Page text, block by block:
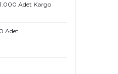
Adet Kargo
Adet